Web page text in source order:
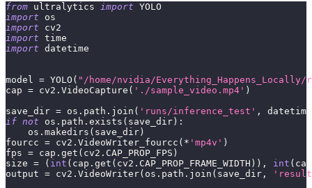
from ultralytics import YOLO
import os
import cv2
import time
import datetime
model = YOLO ( "/home/nvidia/
cap = cv2 . VideoCapture ( './sample_video.mp4' )
save_dir = os . path . join ( 'runs/inference_test' ,
datetime
if not os . path . exists ( save_dir) :
    os
. makedirs ( save_dir)
fourcc = cv2 . VideoWriter_fourcc ( * 'mp4v' )
fps = cap . get ( cv2 . CAP_PROP_FPS )
size = ( int ( cap . get ( cv2 . CAP_PROP_FRAME_WIDTH ) ) , int ( cap
output = cv2 . VideoWriter( os . path . join ( save_dir ,